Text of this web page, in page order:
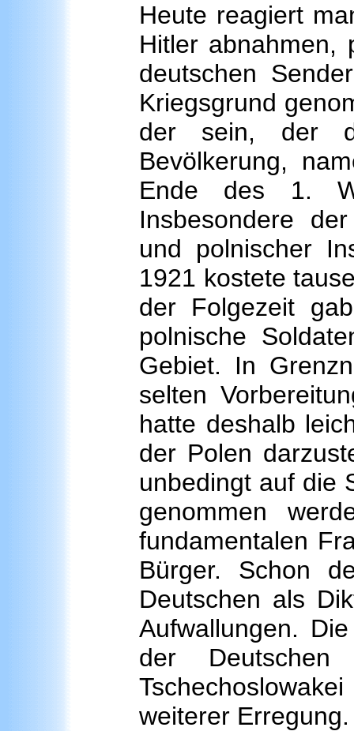
Heute reagiert
Hitler abnahmen,
deutschen
Kriegsgrund
der sein, der
Bevölkerung,
Ende des 1.
Insbesondere
und polnischer
1921 kostete
der Folgezeit
polnische
Gebiet. In
selten
hatte deshalb
der Polen
unbedingt auf die
genommen
fundamentalen
Bürger. Schon
Deutschen als
Aufwallungen.
der
weiterer Erregung.